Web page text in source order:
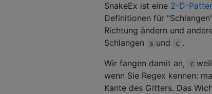
SnakeEx ist eine 2-D-
Definitionen für
Richtung ändern und
Schlangen
s und c .
Wir fangen damit an,
c
wenn Sie Regex kennen:
Kante des Gitters. Das